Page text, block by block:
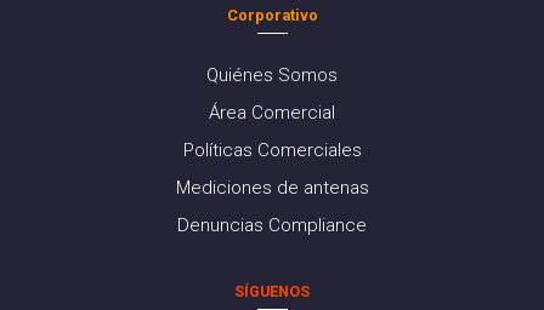
Corporativo
Quiénes Somos
Área Comercial
Políticas Comerciales
Mediciones de antenas
Denuncias Compliance
SÍGUENOS